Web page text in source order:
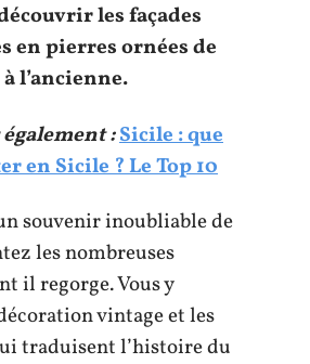
les façades
en pierres ornées de
l’ancienne.
:Sicile : que
en Sicile ? Le Top 10
souvenir inoubliable de
les nombreuses
il regorge. Vous y
vintage et les
traduisent l’histoire du